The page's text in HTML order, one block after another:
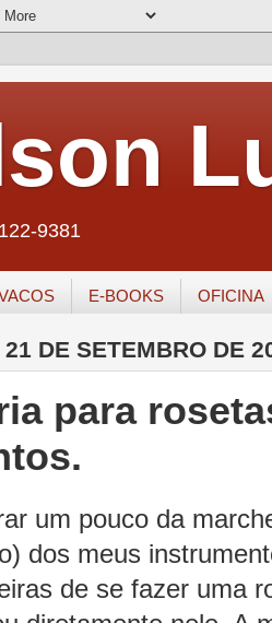
9381
E-BOOKS OFICINA
DE SETEMBRO DE
para
um pouco da
dos meus
de se fazer uma